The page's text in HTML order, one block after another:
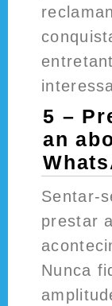
5 –
an
Sentar-
prestar
Nunca